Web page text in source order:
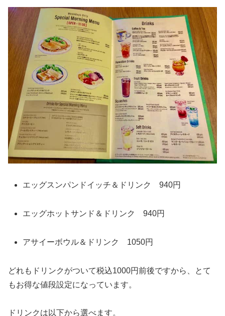
エッグスンパンドイッチ＆ドリンク 940円
エッグホットサンド＆ドリンク 940円
アサイーボウル＆ドリンク 1050円
どれもドリンクがついて税込1000円前後ですから、とて
もお得な値段設定になっています。
ドリンクは以下から選べます。